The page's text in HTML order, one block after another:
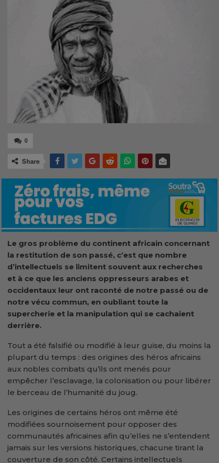
0
Share
Le gros problème du continent africain concernant
la restitution de son passé, c’est que nombre
d’intellectuels se limitent souvent aux recherches
et à ce que les anciens oppresseurs arabes et
occidentaux leur ont raconté de notre passé ou de
notre vécu commun, en oubliant toute la
supercherie et la manipulation qui se cachaient
derrière.
Tout a été falsifié ou modifié à leur guise, du moins la
plupart du temps : des origines des héros africains
aux nobles combats qu’ils ont menés pour
empêcher l’esclavage, la colonisation ou pour libérer
le berceau de l’humanité du joug.
Les origines de certains héros ont même été
modifiées sournoisement pour opposer des
communautés africaines afin qu’elles ne s’entendent
jamais sur les versions historiques, chacune tirant la
couverture de son côté. Certains intellectuels